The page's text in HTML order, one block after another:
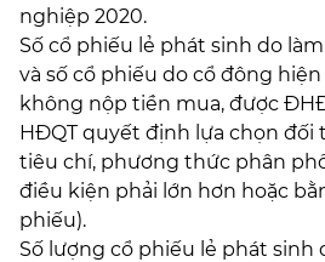
nghiệp 2020.
Số cổ phiếu lẻ phát sinh do
và số cổ phiếu do cổ đông
không nộp tiền mua, được
HĐQT quyết định lựa chọn đối
tiêu chí, phương thức phân
điều kiện phải lớn hơn hoặc
phiếu).
Số lượng cổ phiếu lẻ phát sinh